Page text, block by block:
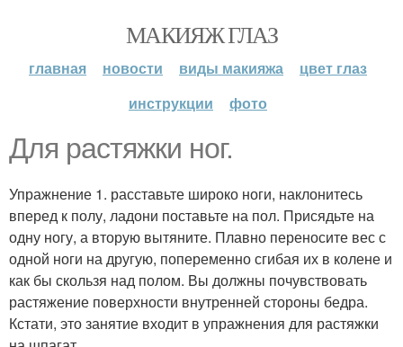
МАКИЯЖ ГЛАЗ
главная новости виды макияжа
цвет глаз
инструкции
фото
Для растяжки ног.
Упражнение 1. расставьте широко ноги, наклонитесь
вперед к полу, ладони поставьте на пол. Присядьте на
одну ногу, а вторую вытяните. Плавно переносите вес с
одной ноги на другую, попеременно сгибая их в колене и
как бы скользя над полом. Вы должны почувствовать
растяжение поверхности внутренней стороны бедра.
Кстати, это занятие входит в упражнения для растяжки